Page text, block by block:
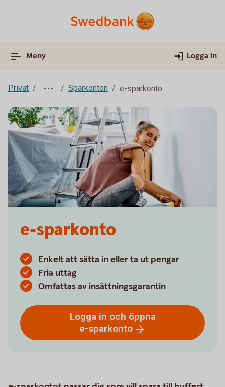
Meny Logga in
Privat Sparkonton e-sparkonto
e-sparkonto
Enkelt att sätta in eller ta ut pengar
Fria uttag
Omfattas av insättningsgarantin
Logga in och öppna
e-sparkonto